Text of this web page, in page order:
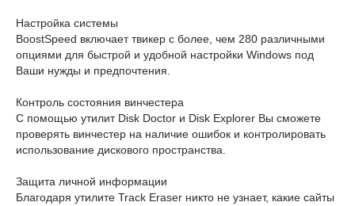
Настройка системы
BoostSpeed включает твикер с более, чем 280 различными
опциями для быстрой и удобной настройки Windows под
Ваши нужды и предпочтения.
Контроль состояния винчестера
С помощью утилит Disk Doctor и Disk Explorer Вы сможете
проверять винчестер на наличие ошибок и контролировать
использование дискового пространства.
Защита личной информации
Благодаря утилите Track Eraser никто не узнает, какие сайты